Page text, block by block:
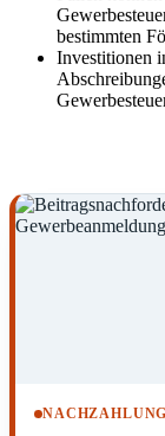
bestimmten
Investitionen